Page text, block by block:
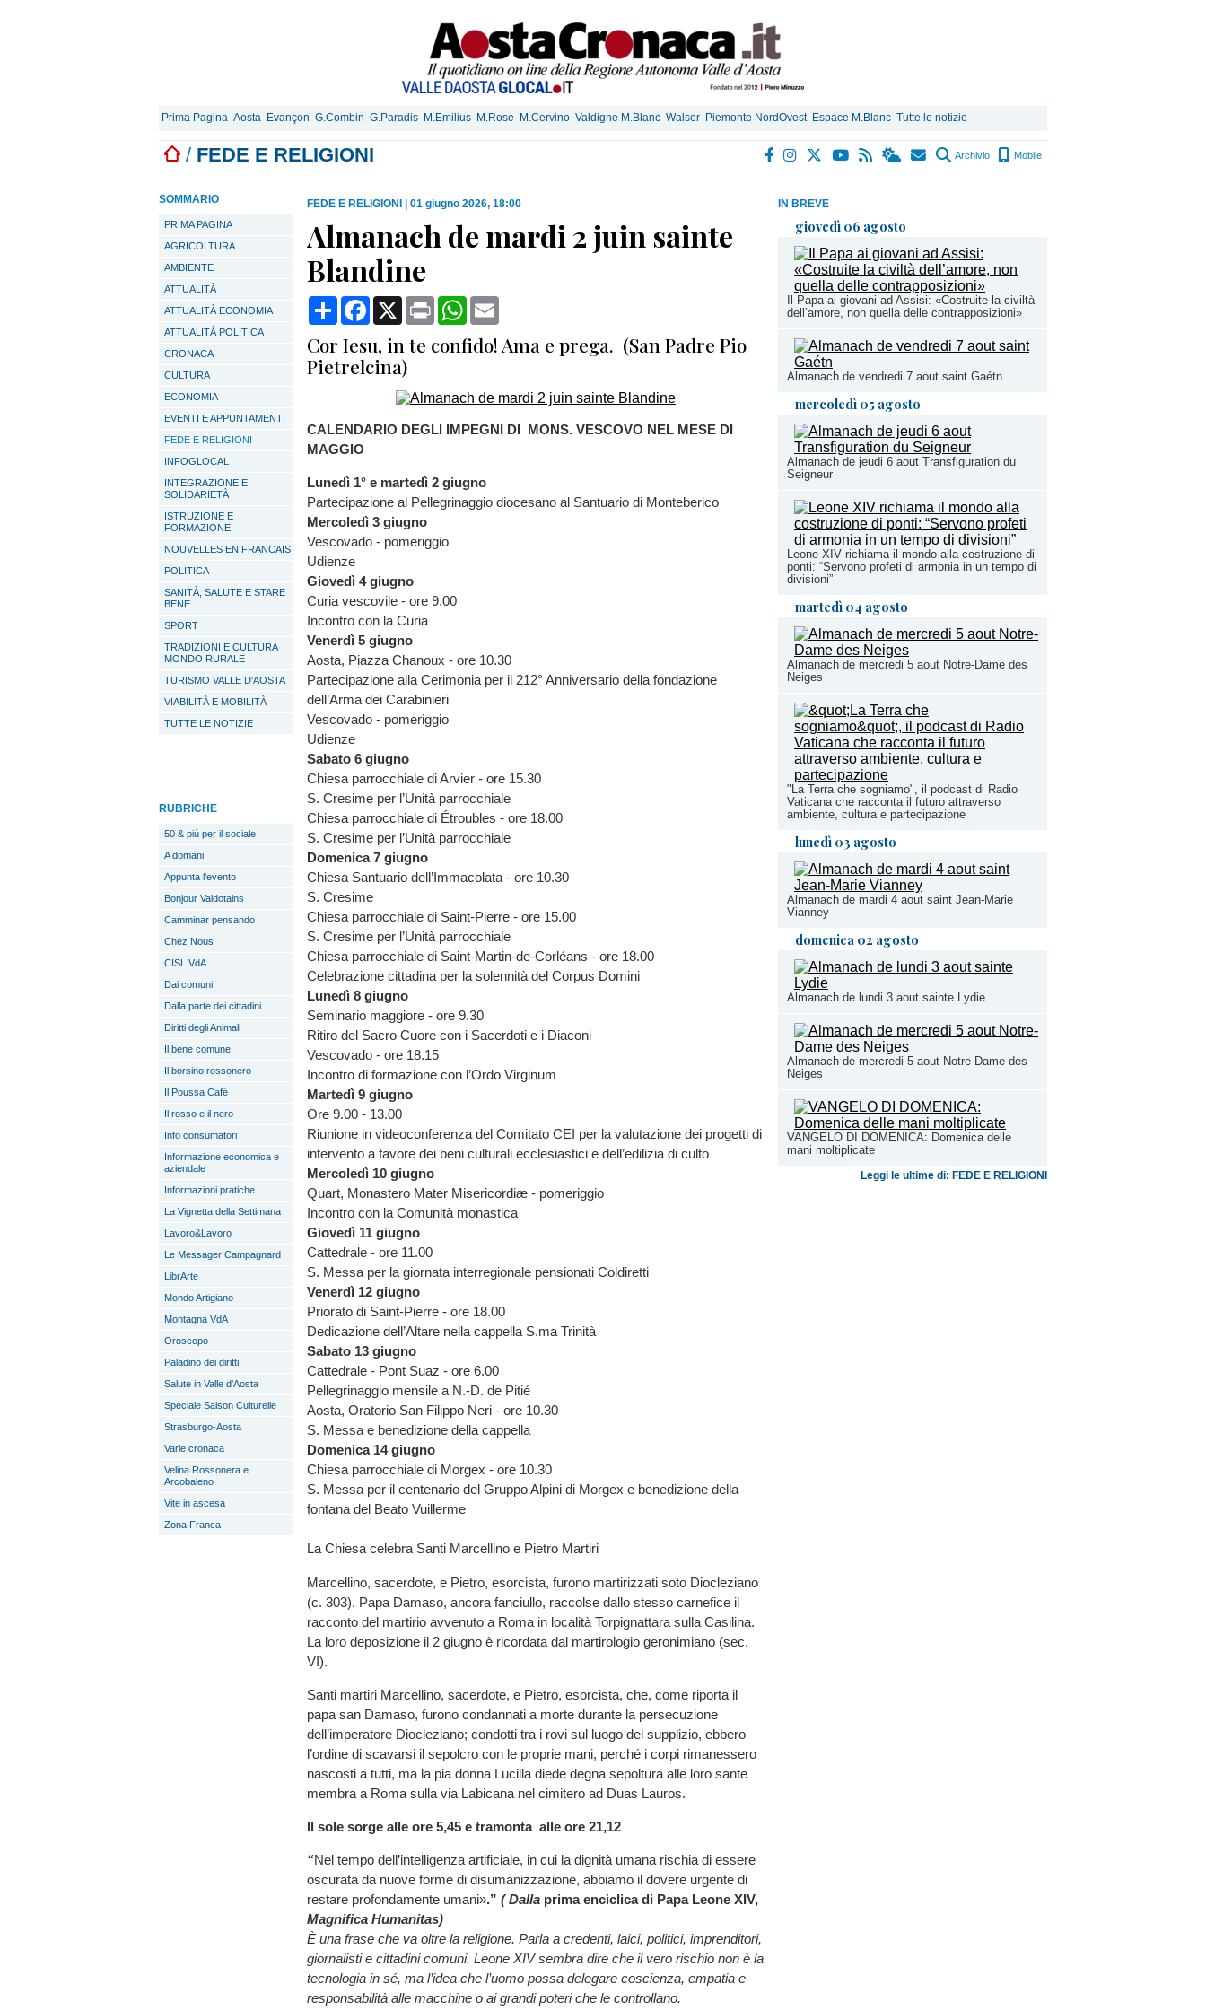
Prima Pagina Aosta Evançon G.Combin G.Paradis M.Emilius M.Rose M.Cervino Valdigne M.Blanc Walser Piemonte NordOvest Espace M.Blanc Tutte le notizie
/ FEDE E RELIGIONI Archivio Mobile
IN BREVE
giovedì 06 agosto
Il Papa ai giovani ad Assisi: «Costruite la civiltà
dell’amore, non quella delle contrapposizioni»
Almanach de vendredi 7 aout saint Gaétn
mercoledì 05 agosto
Almanach de jeudi 6 aout Transfiguration du
Seigneur
Leone XIV richiama il mondo alla costruzione di
ponti: “Servono profeti di armonia in un tempo di
divisioni”
martedì 04 agosto
Almanach de mercredi 5 aout Notre-Dame des
Neiges
"La Terra che sogniamo", il podcast di Radio
Vaticana che racconta il futuro attraverso
ambiente, cultura e partecipazione
lunedì 03 agosto
Almanach de mardi 4 aout saint Jean-Marie
Vianney
domenica 02 agosto
Almanach de lundi 3 aout sainte Lydie
Almanach de mercredi 5 aout Notre-Dame des
Neiges
VANGELO DI DOMENICA: Domenica delle
mani moltiplicate
Leggi le ultime di: FEDE E RELIGIONI
SOMMARIO
PRIMA PAGINA
AGRICOLTURA
AMBIENTE
ATTUALITÀ
ATTUALITÀ ECONOMIA
ATTUALITÀ POLITICA
CRONACA
CULTURA
ECONOMIA
EVENTI E APPUNTAMENTI
FEDE E RELIGIONI
INFOGLOCAL
INTEGRAZIONE E
SOLIDARIETÀ
ISTRUZIONE E
FORMAZIONE
NOUVELLES EN FRANCAIS
POLITICA
SANITÀ, SALUTE E STARE
BENE
SPORT
TRADIZIONI E CULTURA
MONDO RURALE
TURISMO VALLE D'AOSTA
VIABILITÀ E MOBILITÀ
TUTTE LE NOTIZIE
RUBRICHE
50 & più per il sociale
A domani
Appunta l'evento
Bonjour Valdotains
Camminar pensando
Chez Nous
CISL VdA
Dai comuni
Dalla parte dei cittadini
Diritti degli Animali
Il bene comune
Il borsino rossonero
Il Poussa Café
Il rosso e il nero
Info consumatori
Informazione economica e
aziendale
Informazioni pratiche
La Vignetta della Settimana
Lavoro&Lavoro
Le Messager Campagnard
LibrArte
Mondo Artigiano
Montagna VdA
Oroscopo
Paladino dei diritti
Salute in Valle d'Aosta
Speciale Saison Culturelle
Strasburgo-Aosta
Varie cronaca
Velina Rossonera e
Arcobaleno
Vite in ascesa
Zona Franca
FEDE E RELIGIONI 01 giugno 2026, 18:00
Almanach de mardi 2 juin sainte
Blandine
CondividiFacebook
X Print WhatsApp
Cor Iesu, in te confido! Ama e prega. (San Padre Pio
Pietrelcina)
CALENDARIO DEGLI IMPEGNI DI MONS. VESCOVO NEL MESE DI
MAGGIO
Lunedì 1° e martedì 2 giugno
Partecipazione al Pellegrinaggio diocesano al Santuario di Monteberico
Mercoledì 3 giugno
Vescovado - pomeriggio
Udienze
Giovedì 4 giugno
Curia vescovile - ore 9.00
Incontro con la Curia
Venerdì 5 giugno
Aosta, Piazza Chanoux - ore 10.30
Partecipazione alla Cerimonia per il 212° Anniversario della fondazione
dell’Arma dei Carabinieri
Vescovado - pomeriggio
Udienze
Sabato 6 giugno
Chiesa parrocchiale di Arvier - ore 15.30
S. Cresime per l’Unità parrocchiale
Chiesa parrocchiale di Étroubles - ore 18.00
S. Cresime per l’Unità parrocchiale
Domenica 7 giugno
Chiesa Santuario dell’Immacolata - ore 10.30
S. Cresime
Chiesa parrocchiale di Saint-Pierre - ore 15.00
S. Cresime per l’Unità parrocchiale
Chiesa parrocchiale di Saint-Martin-de-Corléans - ore 18.00
Celebrazione cittadina per la solennità del Corpus Domini
Lunedì 8 giugno
Seminario maggiore - ore 9.30
Ritiro del Sacro Cuore con i Sacerdoti e i Diaconi
Vescovado - ore 18.15
Incontro di formazione con l’Ordo Virginum
Martedì 9 giugno
Ore 9.00 - 13.00
Riunione in videoconferenza del Comitato CEI per la valutazione dei progetti di
intervento a favore dei beni culturali ecclesiastici e dell’edilizia di culto
Mercoledì 10 giugno
Quart, Monastero Mater Misericordiæ - pomeriggio
Incontro con la Comunità monastica
Giovedì 11 giugno
Cattedrale - ore 11.00
S. Messa per la giornata interregionale pensionati Coldiretti
Venerdì 12 giugno
Priorato di Saint-Pierre - ore 18.00
Dedicazione dell’Altare nella cappella S.ma Trinità
Sabato 13 giugno
Cattedrale - Pont Suaz - ore 6.00
Pellegrinaggio mensile a N.-D. de Pitié
Aosta, Oratorio San Filippo Neri - ore 10.30
S. Messa e benedizione della cappella
Domenica 14 giugno
Chiesa parrocchiale di Morgex - ore 10.30
S. Messa per il centenario del Gruppo Alpini di Morgex e benedizione della
fontana del Beato Vuillerme
La Chiesa celebra Santi Marcellino e Pietro Martiri
Marcellino, sacerdote, e Pietro, esorcista, furono martirizzati soto Diocleziano
(c. 303). Papa Damaso, ancora fanciullo, raccolse dallo stesso carnefice il
racconto del martirio avvenuto a Roma in località Torpignattara sulla Casilina.
La loro deposizione il 2 giugno è ricordata dal martirologio geronimiano (sec.
VI).
Santi martiri Marcellino, sacerdote, e Pietro, esorcista, che, come riporta il
papa san Damaso, furono condannati a morte durante la persecuzione
dell’imperatore Diocleziano; condotti tra i rovi sul luogo del supplizio, ebbero
l’ordine di scavarsi il sepolcro con le proprie mani, perché i corpi rimanessero
nascosti a tutti, ma la pia donna Lucilla diede degna sepoltura alle loro sante
membra a Roma sulla via Labicana nel cimitero ad Duas Lauros.
Il sole sorge alle ore 5,45 e tramonta alle ore 21,12
“Nel tempo dell’intelligenza artificiale, in cui la dignità umana rischia di essere
oscurata da nuove forme di disumanizzazione, abbiamo il dovere urgente di
restare profondamente umani».” ( Dalla prima enciclica di Papa Leone XIV,
Magnifica Humanitas)
È una frase che va oltre la religione. Parla a credenti, laici, politici, imprenditori,
giornalisti e cittadini comuni. Leone XIV sembra dire che il vero rischio non è la
tecnologia in sé, ma l’idea che l’uomo possa delegare coscienza, empatia e
responsabilità alle macchine o ai grandi poteri che le controllano.